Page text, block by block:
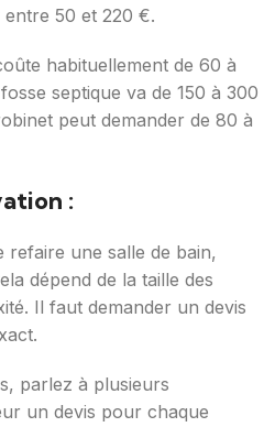
50 et 220 €.
habituellement de 60 à
septique va de 150 à 300
peut demander de 80 à
:
refaire une salle de bain,
dépend de la taille des
Il faut demander un devis
parlez à plusieurs
un devis pour chaque